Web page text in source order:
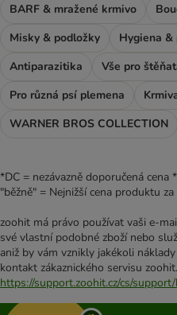
BARF & mražené krmivo
Misky & podložky
Hygiena &
Antiparazitika
Vše pro
Pro různá psí plemena
WARNER BROS COLLECTION
*DC = nezávazně doporučená cena
"běžně" = Nejnižší cena produktu
zoohit má právo používat vaši e-
své vlastní podobné zboží nebo
aniž by vám vznikly jakékoli
kontakt zákaznického servisu
https://support.zoohit.cz/cs/